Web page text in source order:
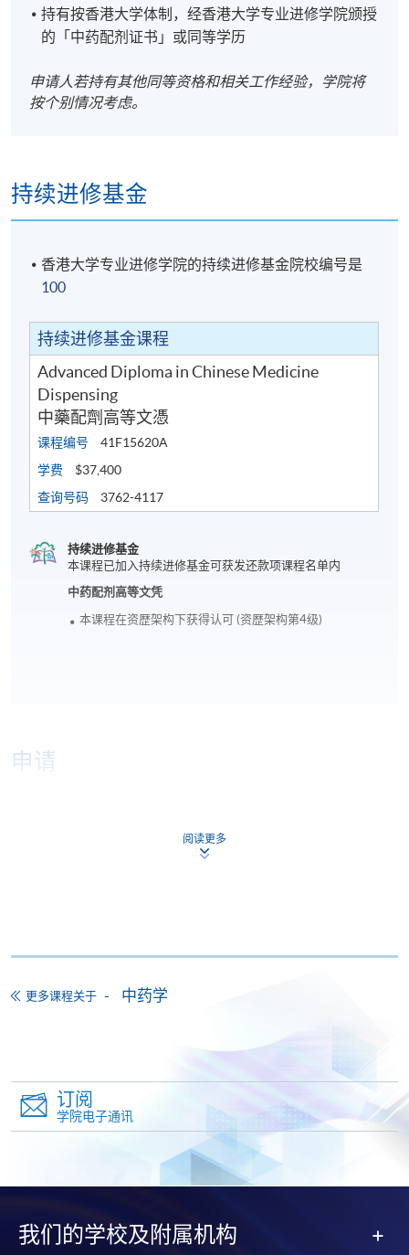
持有按香港大学体制，经香港大学专业进修学院颁授
的「中药配剂证书」或同等学历
申请人若持有其他同等资格和相关工作经验，学院将
按个别情况考虑。
持续进修基金
香港大学专业进修学院的持续进修基金院校编号是
100
持续进修基金课程
Advanced Diploma in Chinese Medicine
Dispensing
中藥配劑高等文憑
课程编号
41F15620A
学费
$37,400
查询号码
3762-4117
持续进修基金
本课程已加入持续进修基金可获发还款项课程名单内
中药配剂高等文凭
本课程在资歴架构下获得认可 (资歴架构第4级)
申请
1. 现金、「易办事」（EPS）、微信支付
(WeChat Pay) 或支付宝(Alipay)
2. 支票或银行本票
如以划线支票或银行本票缴付，抬头请注明「香港大
学专业进修学院」。支票背面请写上课程名称及申请
亲临学院各报名中心递交划线支票、报名表格及有关
阅读更多
更多课程关于 中药学
订阅
学院电子通讯
我们的学校及附属机构